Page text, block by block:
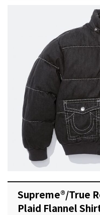
Supreme®/True
Plaid Flannel